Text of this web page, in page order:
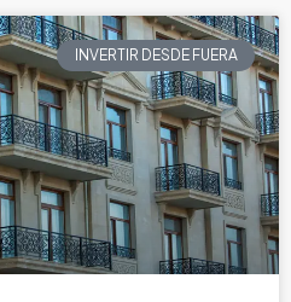
INVERTIR DESDE FUERA